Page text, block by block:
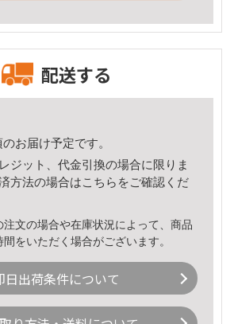
配送する
お届け予定です。
ジット、代金引換の場合に限りま
方法の場合はこちら をご確認くだ
文の場合や在庫状況によって、商品
をいただく場合がございます。
日出荷条件について